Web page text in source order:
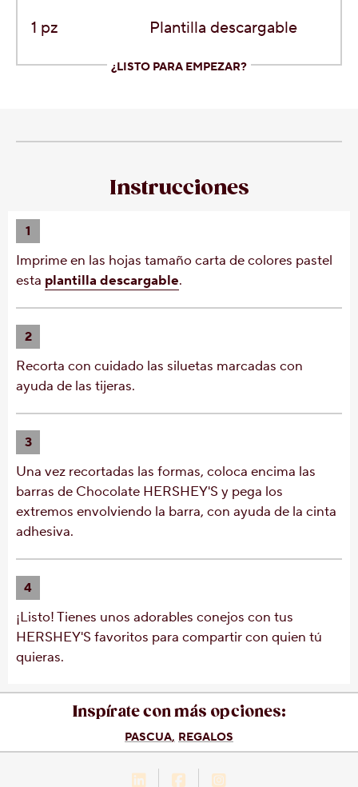
1 pz
Plantilla descargable
¿LISTO PARA EMPEZAR?
Instrucciones
1
Imprime en las hojas tamaño carta de colores pastel
esta plantilla descargable.
2
Recorta con cuidado las siluetas marcadas con
ayuda de las tijeras.
3
Una vez recortadas las formas, coloca encima las
barras de Chocolate HERSHEY'S y pega los
extremos envolviendo la barra, con ayuda de la cinta
adhesiva.
4
¡Listo! Tienes unos adorables conejos con tus
HERSHEY'S favoritos para compartir con quien tú
quieras.
Inspírate con más opciones:
PASCUA REGALOS
LinkedIn-Hershey-México
Facebook-Hershey-